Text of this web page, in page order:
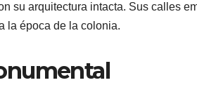
su arquitectura intacta. Sus calles
la época de la colonia.